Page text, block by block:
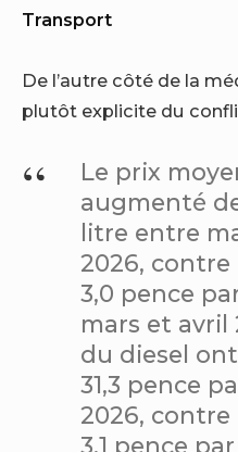
Transport
De l’autre côté de la
plutôt explicite du
Le prix
augmenté
litre entre
2026, contre
3,0 pence
mars et avril
du diesel
31,3 pence
2026, contre
3,1 pence